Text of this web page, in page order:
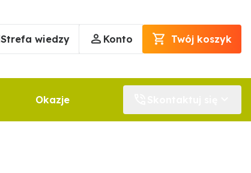
Strefa wiedzy Konto Twój koszyk
Okazje